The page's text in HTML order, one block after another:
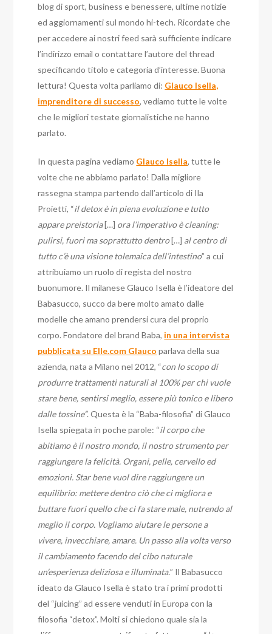
blog di sport, business e benessere, ultime notizie
ed aggiornamenti sul mondo hi-tech. Ricordate che
per accedere ai nostri feed sarà sufficiente indicare
l’indirizzo email o contattare l’autore del thread
specificando titolo e categoria d’interesse. Buona
lettura! Questa volta parliamo di: Glauco Isella,
imprenditore di successo, vediamo tutte le volte
che le migliori testate giornalistiche ne hanno
parlato.
In questa pagina vediamo Glauco Isella, tutte le
volte che ne abbiamo parlato! Dalla migliore
rassegna stampa partendo dall’articolo di Ila
Proietti, “il detox è in piena evoluzione e tutto
appare preistoria[…] ora l’imperativo è cleaning:
pulirsi, fuori ma soprattutto dentro[…] al centro di
tutto c’è una visione tolemaica dell’intestino” a cui
attribuiamo un ruolo di regista del nostro
buonumore. Il milanese Glauco Isella è l’ideatore del
Babasucco, succo da bere molto amato dalle
modelle che amano prendersi cura del proprio
corpo. Fondatore del brand Baba, in una intervista
pubblicata su Elle.com Glauco parlava della sua
azienda, nata a Milano nel 2012, “con lo scopo di
produrre trattamenti naturali al 100% per chi vuole
stare bene, sentirsi meglio, essere più tonico e libero
dalle tossine”. Questa è la “Baba-filosofia” di Glauco
Isella spiegata in poche parole: “il corpo che
abitiamo è il nostro mondo, il nostro strumento per
raggiungere la felicità. Organi, pelle, cervello ed
emozioni. Star bene vuol dire raggiungere un
equilibrio: mettere dentro ciò che ci migliora e
buttare fuori quello che ci fa stare male, nutrendo al
meglio il corpo. Vogliamo aiutare le persone a
vivere, invecchiare, amare. Un passo alla volta verso
il cambiamento facendo del cibo naturale
un’esperienza deliziosa e illuminata.” Il Babasucco
ideato da Glauco Isella è stato tra i primi prodotti
del “juicing” ad essere venduti in Europa con la
filosofia “detox”. Molti si chiedono quale sia la